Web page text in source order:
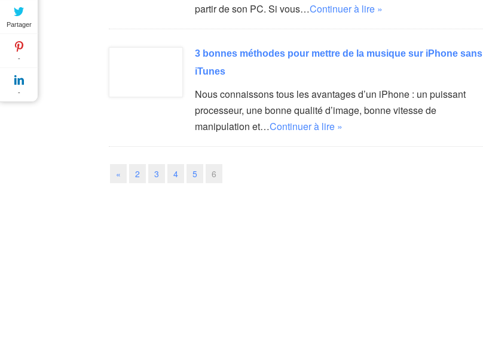
partir de son PC. Si vous…Continuer à lire »
3 bonnes méthodes pour mettre de la musique sur iPhone sans
iTunes
Nous connaissons tous les avantages d’un iPhone : un puissant
processeur, une bonne qualité d’image, bonne vitesse de
manipulation et…Continuer à lire »
« 2 3 4 5 6
Partager
-
-